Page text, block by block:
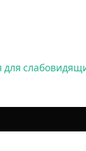
для